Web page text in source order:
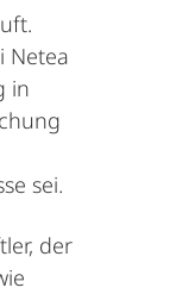
Netea
in
sei.
der